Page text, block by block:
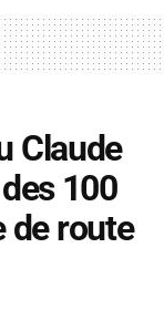
Claude
100
de route